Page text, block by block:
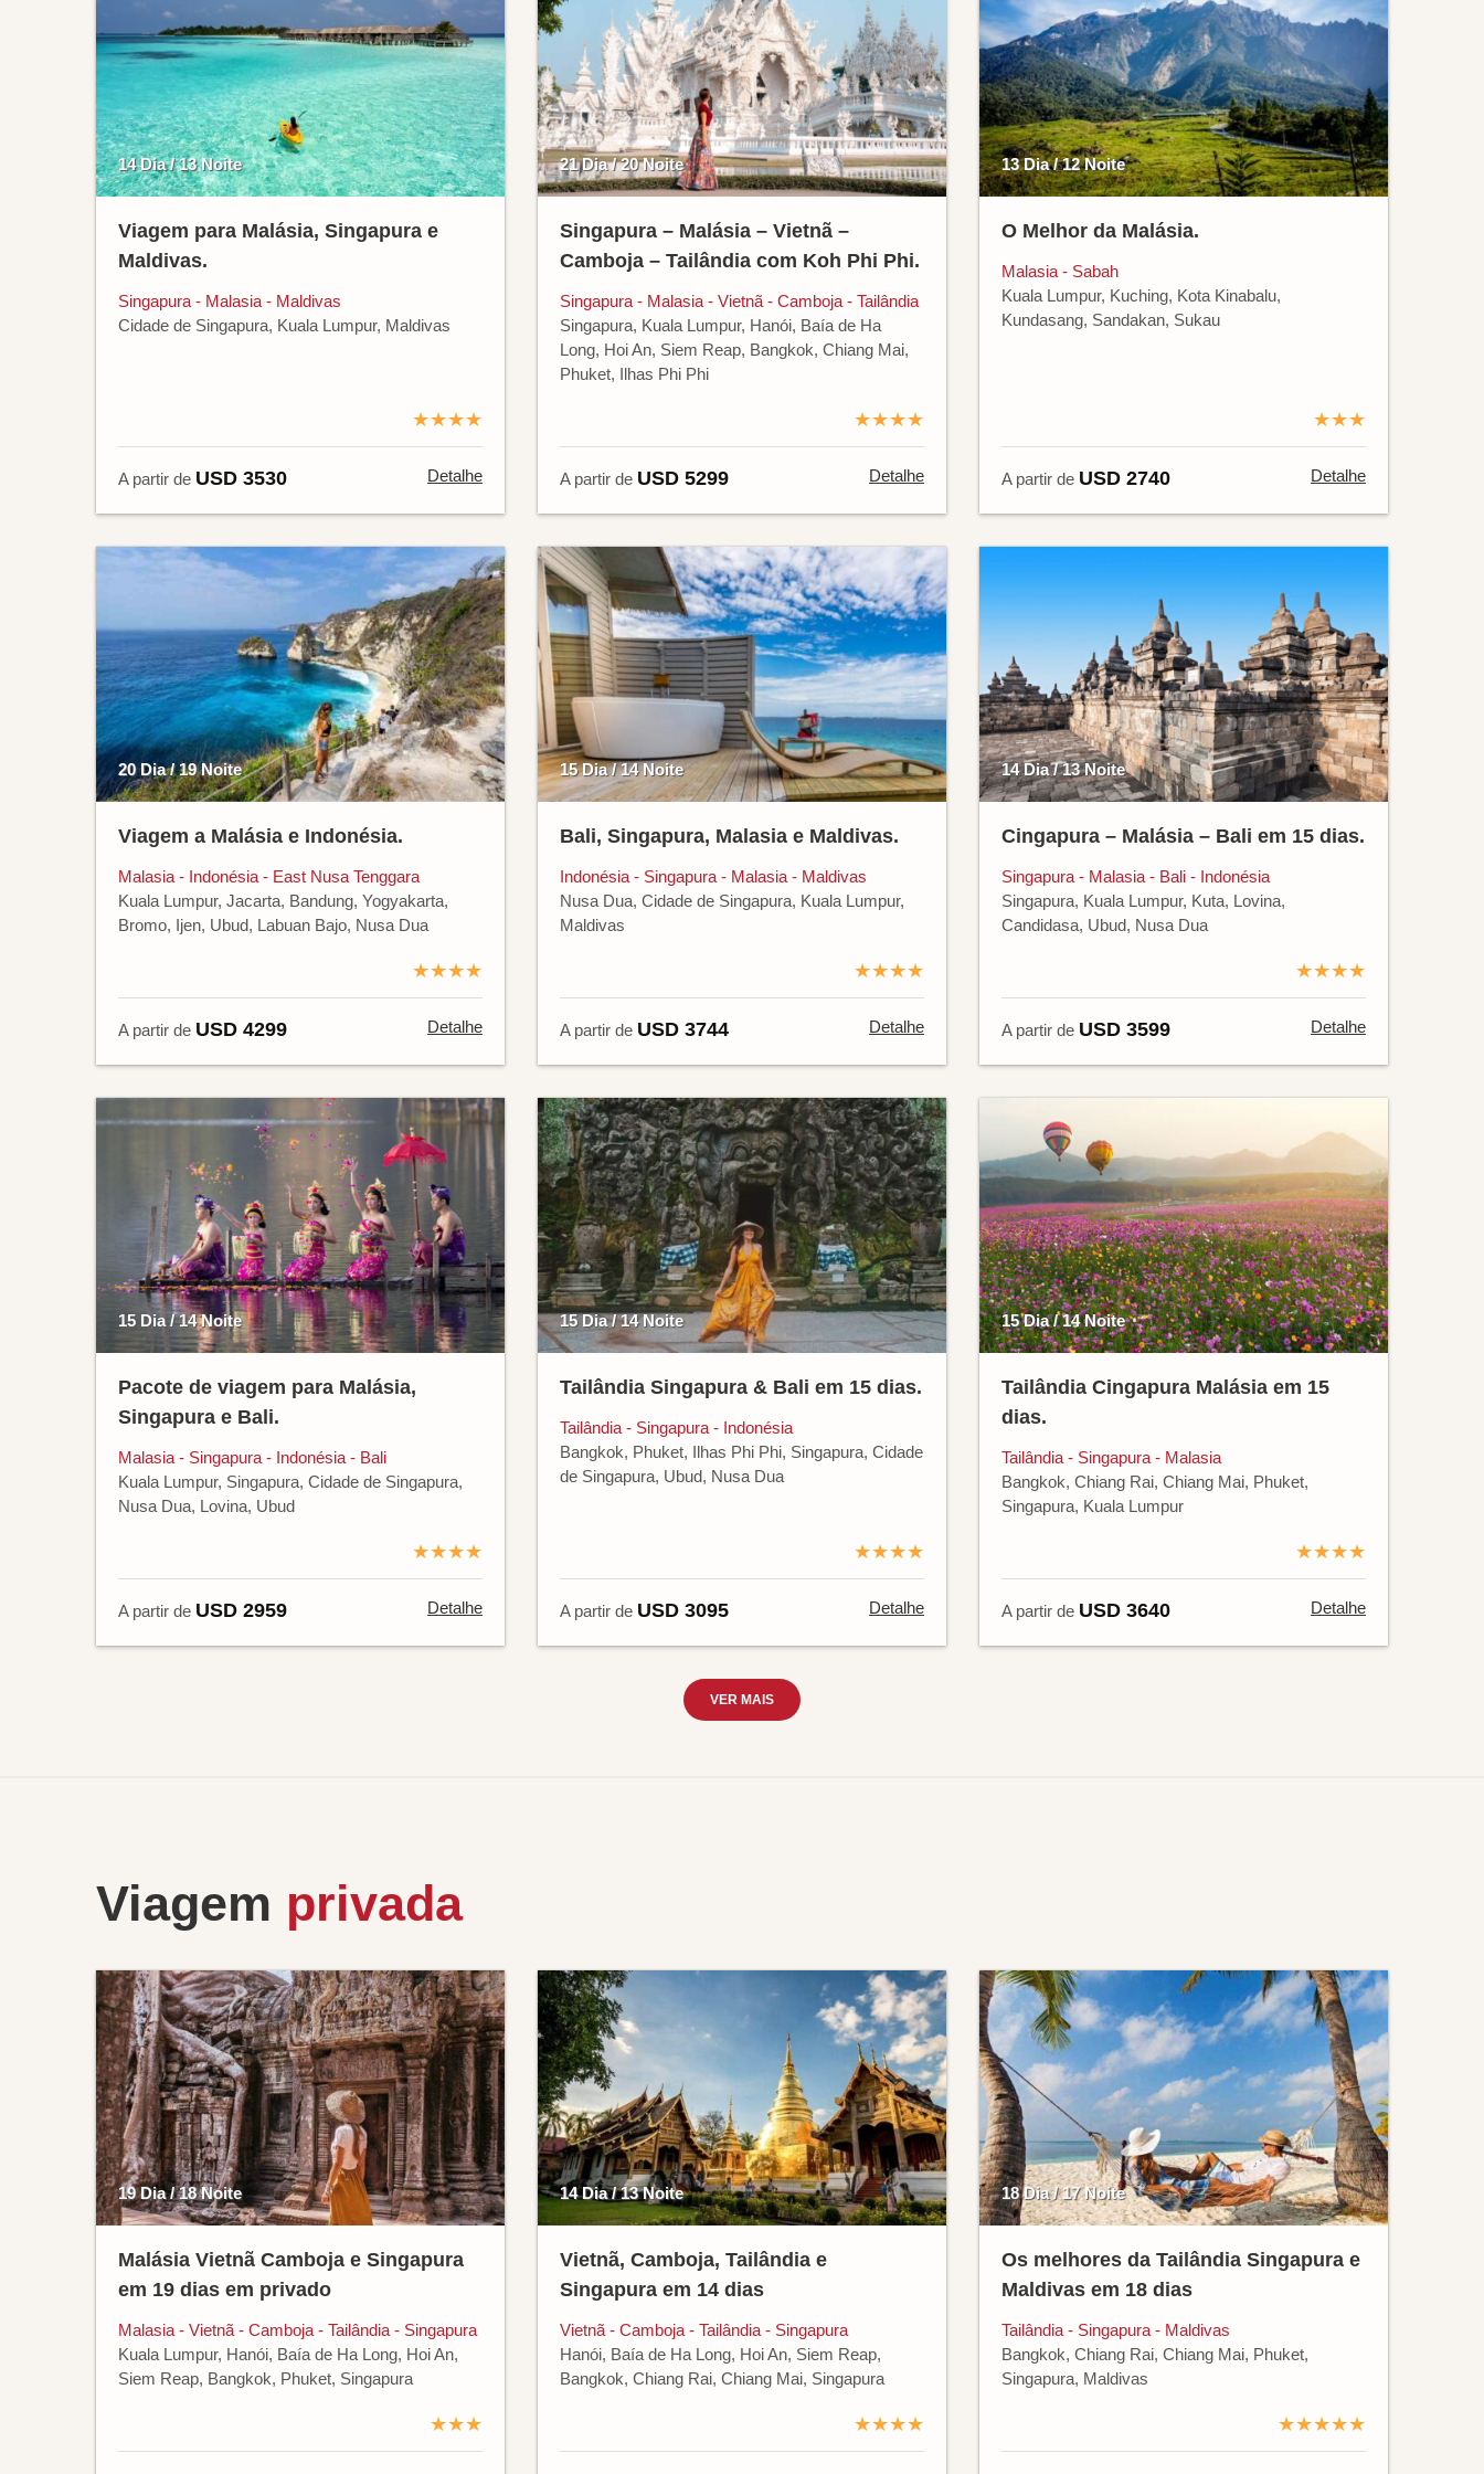
14 Dia / 13 Noite
Viagem para Malásia, Singapura e
Maldivas.
Singapura - Malasia - Maldivas
Cidade de Singapura, Kuala Lumpur, Maldivas
★★★★
A partir de USD 3530 Detalhe
21 Dia / 20 Noite
Singapura – Malásia – Vietnã –
Camboja – Tailândia com Koh Phi Phi.
Singapura - Malasia - Vietnã - Camboja - Tailândia
Singapura, Kuala Lumpur, Hanói, Baía de Ha
Long, Hoi An, Siem Reap, Bangkok, Chiang Mai,
Phuket, Ilhas Phi Phi
★★★★
A partir de USD 5299 Detalhe
13 Dia / 12 Noite
O Melhor da Malásia.
Malasia - Sabah
Kuala Lumpur, Kuching, Kota Kinabalu,
Kundasang, Sandakan, Sukau
★★★
A partir de USD 2740 Detalhe
20 Dia / 19 Noite
Viagem a Malásia e Indonésia.
Malasia - Indonésia - East Nusa Tenggara
Kuala Lumpur, Jacarta, Bandung, Yogyakarta,
Bromo, Ijen, Ubud, Labuan Bajo, Nusa Dua
★★★★
A partir de USD 4299 Detalhe
15 Dia / 14 Noite
Bali, Singapura, Malasia e Maldivas.
Indonésia - Singapura - Malasia - Maldivas
Nusa Dua, Cidade de Singapura, Kuala Lumpur,
Maldivas
★★★★
A partir de USD 3744 Detalhe
14 Dia / 13 Noite
Cingapura – Malásia – Bali em 15 dias.
Singapura - Malasia - Bali - Indonésia
Singapura, Kuala Lumpur, Kuta, Lovina,
Candidasa, Ubud, Nusa Dua
★★★★
A partir de USD 3599 Detalhe
15 Dia / 14 Noite
Pacote de viagem para Malásia,
Singapura e Bali.
Malasia - Singapura - Indonésia - Bali
Kuala Lumpur, Singapura, Cidade de Singapura,
Nusa Dua, Lovina, Ubud
★★★★
A partir de USD 2959 Detalhe
15 Dia / 14 Noite
Tailândia Singapura & Bali em 15 dias.
Tailândia - Singapura - Indonésia
Bangkok, Phuket, Ilhas Phi Phi, Singapura, Cidade
de Singapura, Ubud, Nusa Dua
★★★★
A partir de USD 3095 Detalhe
15 Dia / 14 Noite
Tailândia Cingapura Malásia em 15
dias.
Tailândia - Singapura - Malasia
Bangkok, Chiang Rai, Chiang Mai, Phuket,
Singapura, Kuala Lumpur
★★★★
A partir de USD 3640 Detalhe
VER MAIS
Viagem privada
19 Dia / 18 Noite
Malásia Vietnã Camboja e Singapura
em 19 dias em privado
Malasia - Vietnã - Camboja - Tailândia - Singapura
Kuala Lumpur, Hanói, Baía de Ha Long, Hoi An,
Siem Reap, Bangkok, Phuket, Singapura
★★★
14 Dia / 13 Noite
Vietnã, Camboja, Tailândia e
Singapura em 14 dias
Vietnã - Camboja - Tailândia - Singapura
Hanói, Baía de Ha Long, Hoi An, Siem Reap,
Bangkok, Chiang Rai, Chiang Mai, Singapura
★★★★
18 Dia / 17 Noite
Os melhores da Tailândia Singapura e
Maldivas em 18 dias
Tailândia - Singapura - Maldivas
Bangkok, Chiang Rai, Chiang Mai, Phuket,
Singapura, Maldivas
★★★★★